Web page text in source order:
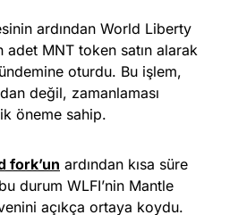
ardından World Liberty
MNT token satın alarak
oturdu. Bu işlem,
değil, zamanlaması
öneme sahip.
fork’un ardından kısa süre
durum WLFI’nin Mantle
açıkça ortaya koydu.